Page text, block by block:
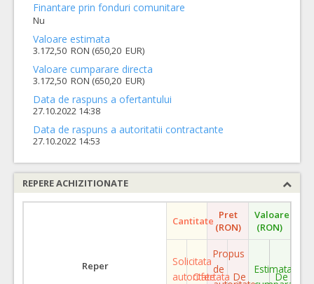
Finantare prin fonduri comunitare
Nu
Valoare estimata
3.172,50 RON (650,20 EUR)
Valoare cumparare directa
3.172,50 RON (650,20 EUR)
Data de raspuns a ofertantului
27.10.2022 14:38
Data de raspuns a autoritatii contractante
27.10.2022 14:53
REPERE ACHIZITIONATE
Reper
Cantitate Pret
(RON)
Valoare
(RON)
Solicitata
autoritate
Ofertata
Propus
de
De
Estimata
De